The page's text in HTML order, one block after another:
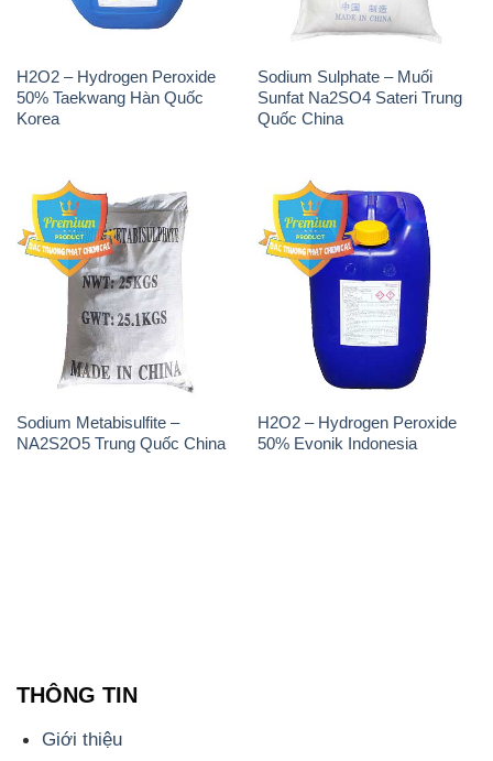
Sodium Metabisulfite –
NA2S2O5 Trung Quốc China
H2O2 – Hydrogen Peroxide
50% Evonik Indonesia
Chính sách và quy định chung
Tin tức